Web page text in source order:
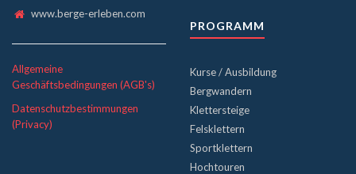
www.berge-erleben.com
Allgemeine
Geschäftsbedingungen (AGB's)
Datenschutzbestimmungen
(Privacy)
PROGRAMM
Kurse / Ausbildung
Bergwandern
Klettersteige
Felsklettern
Sportklettern
Hochtouren